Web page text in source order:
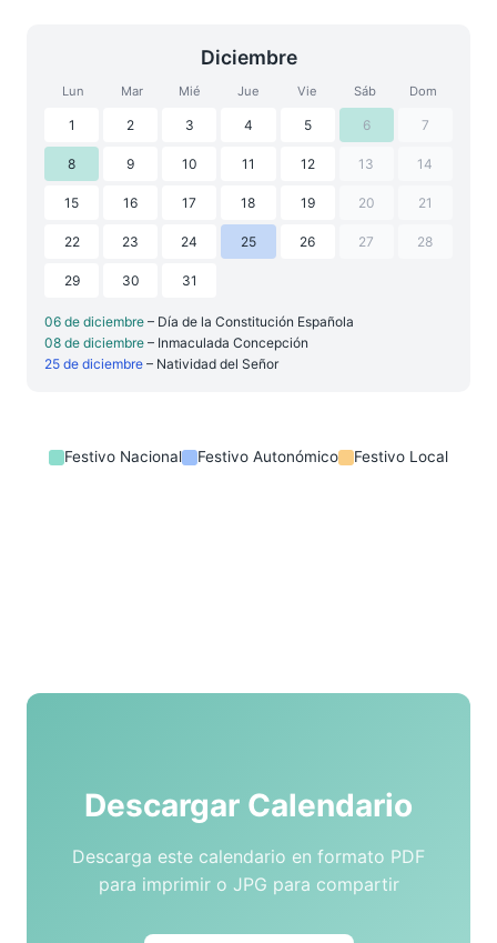
Diciembre
Lun Mar Mié Jue Vie Sáb Dom
1 2 3 4 5 6 7
8 9 10 11 12 13 14
15 16 17 18 19 20 21
22 23 24 25 26 27 28
29 30 31
06 de diciembre – Día de la Constitución Española
08 de diciembre – Inmaculada Concepción
25 de diciembre – Natividad del Señor
Festivo Nacional Festivo Autonómico Festivo Local
Descargar Calendario
Descarga este calendario en formato PDF
para imprimir o JPG para compartir